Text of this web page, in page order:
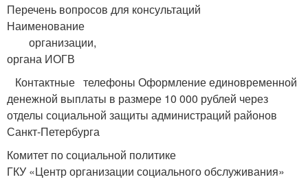
Перечень вопросов для консультаций
Наименование
организации,
органа ИОГВ
Контактные телефоны Оформление единовременной
денежной выплаты в размере 10 000 рублей через
отделы социальной защиты администраций районов
Санкт-Петербурга
Комитет по социальной политике
ГКУ «Центр организации социального обслуживания»